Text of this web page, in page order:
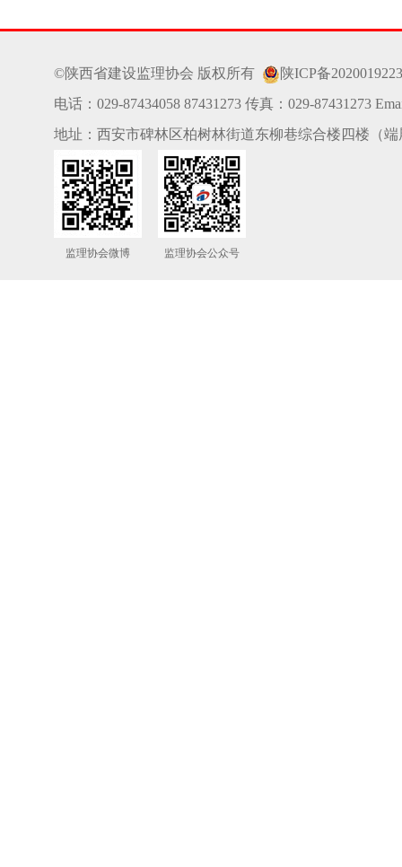
©陕西省建设监理协会 版权所有
陕ICP备
电话：029-87434058 87431273 传真：029-87431273
地址：西安市碑林区柏树林街道东柳巷综合楼四楼（
监理协会微博 监理协会公众号